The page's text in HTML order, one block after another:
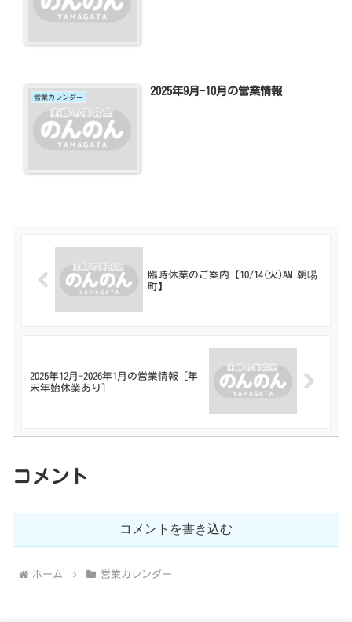
営業カレンダー
2025年9月-10月の営業情報
臨時休業のご案内【10/14(火)AM 朝暘
町】
2025年12月-2026年1月の営業情報 [年
末年始休業あり]
コメント
コメントを書き込む
ホーム 営業カレンダー